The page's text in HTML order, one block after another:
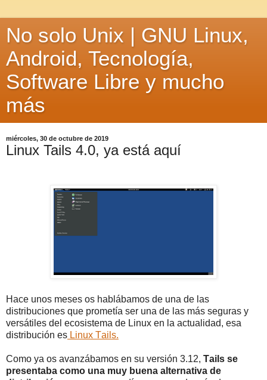
No solo Unix | GNU Linux,
Android, Tecnología,
Software Libre y mucho
más
miércoles, 30 de octubre de 2019
Linux Tails 4.0, ya está aquí
Hace unos meses os hablábamos de una de las
distribuciones que prometía ser una de las más seguras y
versátiles del ecosistema de Linux en la actualidad, esa
distribución es Linux Tails.
Como ya os avanzábamos en su versión 3.12, Tails se
presentaba como una muy buena alternativa de